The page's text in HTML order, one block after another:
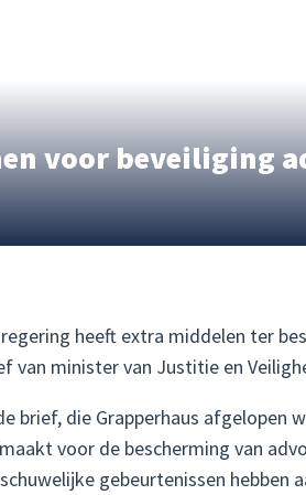
voor beveiliging
regering heeft extra middelen ter
van minister van Justitie en
brief, die Grapperhaus afgelopen
voor de bescherming van
gebeurtenissen